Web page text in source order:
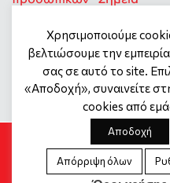
SOCIAL
Χρησιμοποιούμε
βελτιώσουμε την
σας σε αυτό το site.
«Αποδοχή», συναινείτε
cookies από
Αποδοχή
Απόρριψη όλων